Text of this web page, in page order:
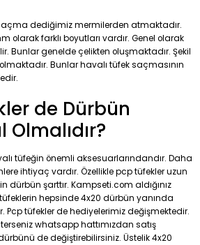
dediğimiz mermilerden atmaktadır.
olarak farklı boyutları vardır. Genel olarak
Bunlar genelde çelikten oluşmaktadır. Şekil
Bunlar havalı tüfek saçmasının
de Dürbün
Olmalıdır?
tüfeğin önemli aksesuarlarındandır. Daha
ihtiyaç vardır. Özellikle pcp tüfekler uzun
dürbün şarttır. Kampseti.com aldığınız
tüfeklerin hepsinde 4x20 dürbün yanında
Pcp tüfekler de hediyelerimiz değişmektedir.
whatsapp hattımızdan satış
de değiştirebilirsiniz. Üstelik 4x20